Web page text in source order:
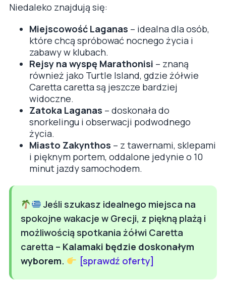
Niedaleko znajdują się:
Miejscowość Laganas – idealna dla osób,
które chcą spróbować nocnego życia i
zabawy w klubach.
Rejsy na wyspę Marathonisi – znaną
również jako Turtle Island, gdzie żółwie
Caretta caretta są jeszcze bardziej
widoczne.
Zatoka Laganas – doskonała do
snorkelingu i obserwacji podwodnego
życia.
Miasto Zakynthos – z tawernami, sklepami
i pięknym portem, oddalone jedynie o 10
minut jazdy samochodem.
Jeśli szukasz idealnego miejsca na
spokojne wakacje w Grecji, z piękną plażą i
możliwością spotkania żółwi Caretta
caretta – Kalamaki będzie doskonałym
wyborem. [sprawdź oferty]